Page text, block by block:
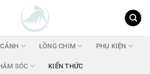
LỒNG CHIM PHỤ KIỆN
SÓC KIẾN THỨC